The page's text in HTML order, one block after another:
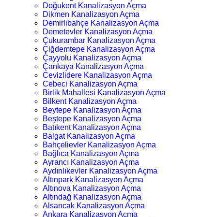
Doğukent Kanalizasyon Açma
Dikmen Kanalizasyon Açma
Demirlibahçe Kanalizasyon Açma
Demetevler Kanalizasyon Açma
Çukurambar Kanalizasyon Açma
Çiğdemtepe Kanalizasyon Açma
Çayyolu Kanalizasyon Açma
Çankaya Kanalizasyon Açma
Cevizlidere Kanalizasyon Açma
Cebeci Kanalizasyon Açma
Birlik Mahallesi Kanalizasyon Açma
Bilkent Kanalizasyon Açma
Beytepe Kanalizasyon Açma
Beştepe Kanalizasyon Açma
Batıkent Kanalizasyon Açma
Balgat Kanalizasyon Açma
Bahçelievler Kanalizasyon Açma
Bağlıca Kanalizasyon Açma
Ayrancı Kanalizasyon Açma
Aydınlıkevler Kanalizasyon Açma
Altınpark Kanalizasyon Açma
Altınova Kanalizasyon Açma
Altındağ Kanalizasyon Açma
Alsancak Kanalizasyon Açma
Ankara Kanalizasyon Açma